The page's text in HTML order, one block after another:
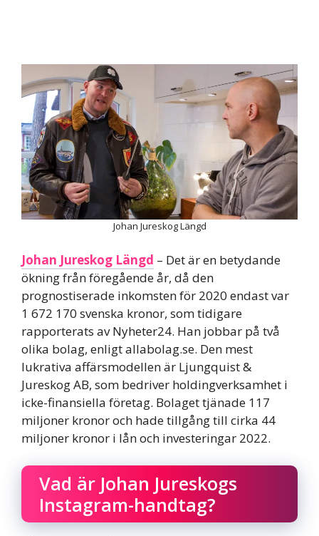
Johan Jureskog Längd
Johan Jureskog Längd – Det är en betydande
ökning från föregående år, då den
prognostiserade inkomsten för 2020 endast var
1 672 170 svenska kronor, som tidigare
rapporterats av Nyheter24. Han jobbar på två
olika bolag, enligt allabolag.se. Den mest
lukrativa affärsmodellen är Ljungquist &
Jureskog AB, som bedriver holdingverksamhet i
icke-finansiella företag. Bolaget tjänade 117
miljoner kronor och hade tillgång till cirka 44
miljoner kronor i lån och investeringar 2022.
Vad är Johan Jureskogs
Instagram-handtag?